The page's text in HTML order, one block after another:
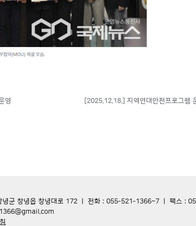
영
녕군 창녕읍 창녕대로 172 ㅣ 전화 : 055-521-1366~7 ㅣ 팩스 :